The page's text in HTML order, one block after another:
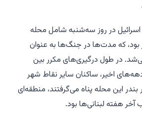
در روز سه‌شنبه شامل محله
که مدت‌ها در جنگ‌ها به عنوان
در طول درگیری‌های مکرر بین
اخیر، ساکنان سایر نقاط شهر
این محله پناه می‌گرفتند، منطقه‌ای
هفته لبنانی‌ها بود.